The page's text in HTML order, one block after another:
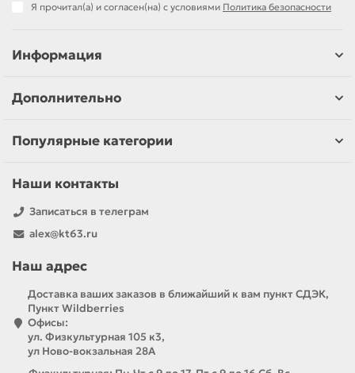
Я прочитал(а) и согласен(на) с условиями Политика безопасности
Информация
Дополнительно
Популярные категории
Наши контакты
Записаться в телеграм
alex@kt63.ru
Наш адрес
Доставка ваших заказов в ближайший к вам пункт СДЭК,
Пункт Wildberries
Офисы:
ул. Физкультурная 105 к3,
ул Ново-вокзальная 28А